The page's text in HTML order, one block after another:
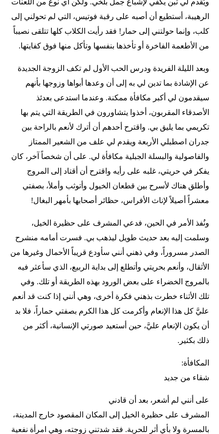
ويُقدم لي تبن يكفي لإشباع جمل بلخي. ولكن أي نوع من اللعنات
الرهيبة، أستطيع أن أصبه على رقبة فوتيس، التي لم تحولني إلى
كلب، وإنما حولتني إلى حمار! فقد رأيت الكلاب كلها تتلقى نصيباً
من الأطعمة الفاخرة أو تأخذها بنفسها وتأكل منها فوق كفايتها.
وبعد الليلة الفريدة ودرس الحب الأول لم تكف الزوجة الجديدة
عن الإشادة بما تدين لي به إلى أن وعدها أبواها وزوجها بأنهم
سيقدمون لي أكبر مكافأة ممكنة. وعندما استدعى بعدئذ
الأصدقاء المقربون، أخذوا يتشاورون في الطريقة التي يتم بها
تكريمي بما يليق بي. واقترح أحدهم أن أترك لأنعم بالراحة بين
جدران اصطبلي الأربعة ويقدم لي علف من الشعير الممتاز
والفاصولية والبسلة الجبلية مكافأة لي. على أن شخصاً آخر، كان
يفكر في حريتي، غلبه على رأيه واقترح أن أقتاد إلى المروج
وأطلق هناك لأسرح بين قطعان الخيول وأتوثب وأملأ، بصفتي
معشراً أصيلاً لإناث الأفراس، حظائر أصحابها بأمهر البغال!
ونُفذ الأمر في الحين، فدعي المشرف على حظيرة الخيل،
وسلمت إليه بعد حديث طويل ليذهب بي. فسرت أمامه منشرح
الصدر مسروراً، وفي ذهني أنني سأودع قريباً الأحمال وغيرها من
الأثقال، وأنعم بحريتي وأتطلع إلى بداية الربيع، الذي سأعثر فيه
بالمروج الخضراء على بعض الورود بهذه الطريقة أو تلك. وفي
تلك الأثناء خطرت بذهني فكرة أخرى، وهي أنني إذا كنت قد أنعم
عليَّ كل هذا الإنعام وأكرمت كل هذا الكرم بصفتي حماراً، فلا بد
أن يكون الإنعام عليَّ، حين أستعيد صورتي الإنسانية، أكثر من
ذلك بكثير.
المكافأة:
شقاء من جديد
على أنني لم أشعر، بعد أن قادني
المشرف على حظيرة الخيل إلى المكان المقصود خارج المدينة،
بالمسرة ولا بأي أثر للحرية. فقد شدتني زوجته، وهي امرأة نفعية